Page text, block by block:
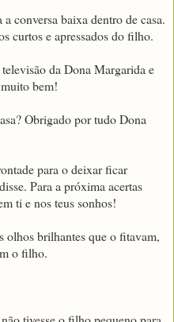
conversa baixa dentro de casa.
curtos e apressados do filho.
da Dona Margarida e
bem!
Obrigado por tudo Dona
para o deixar ficar
Para a próxima acertas
ti e nos teus sonhos!
olhos brilhantes que o fitavam,
o filho.